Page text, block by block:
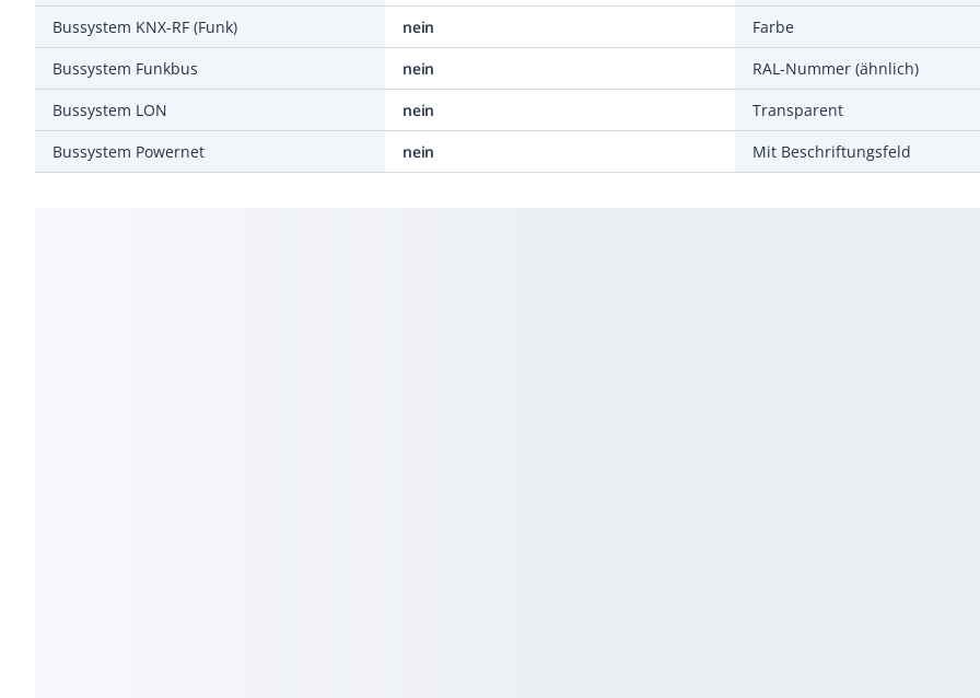
Bussystem KNX-RF (Funk)
nein
Bussystem Funkbus
nein
Bussystem LON
nein
Bussystem Powernet
nein
Farbe
RAL-Nummer (ähnlich)
Transparent
Mit Beschriftungsfeld